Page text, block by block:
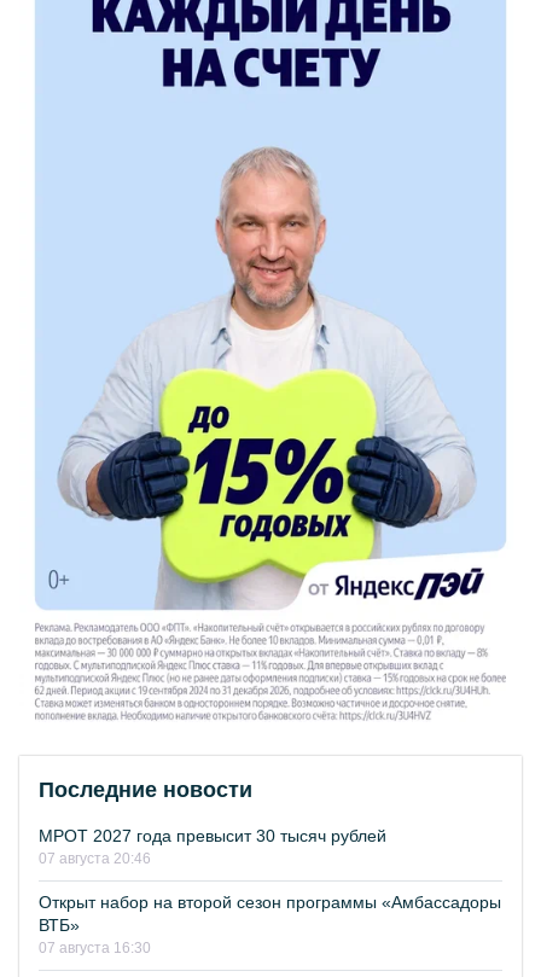
Последние новости
МРОТ 2027 года превысит 30 тысяч рублей
07 августа 20:46
Открыт набор на второй сезон программы «Амбассадоры
ВТБ»
07 августа 16:30